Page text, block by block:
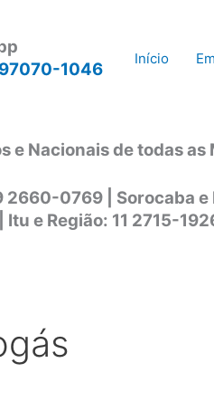
97070-1046
Início
Nacionais de todas as
2660-0769 | Sorocaba
e Região: 11 2715-